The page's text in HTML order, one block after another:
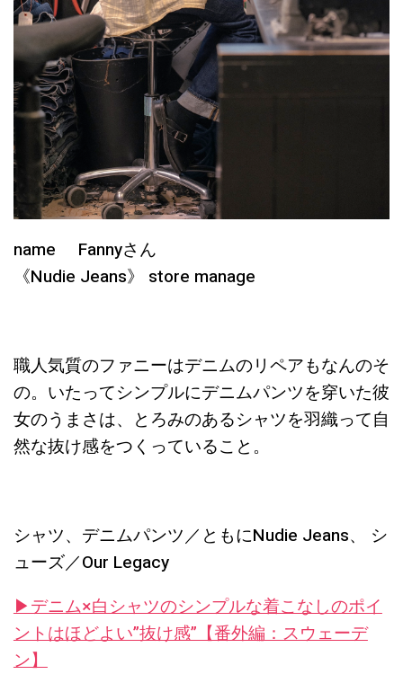
name Fannyさん
《Nudie Jeans》 store manage
職人気質のファニーはデニムのリペアもなんのそ
の。いたってシンプルにデニムパンツを穿いた彼
女のうまさは、とろみのあるシャツを羽織って自
然な抜け感をつくっていること。
シャツ、デニムパンツ／ともにNudie Jeans、 シ
ューズ／Our Legacy
▶︎デニム×白シャツのシンプルな着こなしのポイ
ントはほどよい”抜け感”【番外編：スウェーデ
ン】